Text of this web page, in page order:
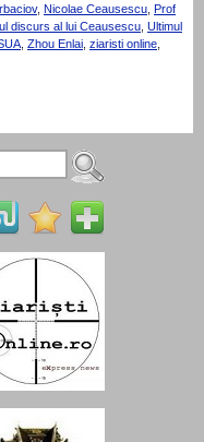
, Nicolae Ceausescu, Prof
discurs al lui Ceausescu, Ultimul
, Zhou Enlai, ziaristi online,